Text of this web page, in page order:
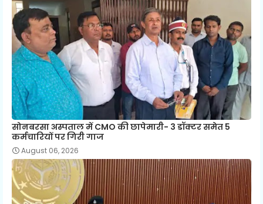
सोनबरसा अस्पताल में CMO की छापेमारी- 3 डॉक्टर समेत 5
कर्मचारियों पर गिरी गाज
August 06, 2026